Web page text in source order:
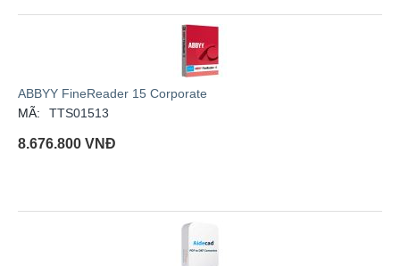
ABBYY FineReader 15 Corporate
MÃ:
TTS01513
8.676.800 VNĐ